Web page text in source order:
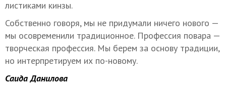
листиками кинзы.
Собственно говоря, мы не придумали ничего нового —
мы осовременили традиционное. Профессия повара —
творческая профессия. Мы берем за основу традиции,
но интерпретируем их по-новому.
Саида Данилова